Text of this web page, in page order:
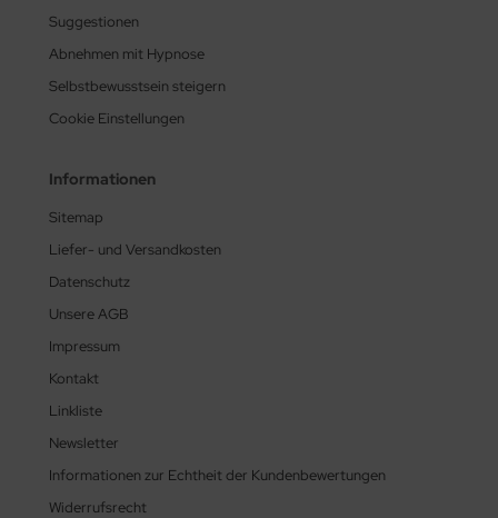
Suggestionen
Abnehmen mit Hypnose
Selbstbewusstsein steigern
Cookie Einstellungen
Informationen
Sitemap
Liefer- und Versandkosten
Datenschutz
Unsere AGB
Impressum
Kontakt
Linkliste
Newsletter
Informationen zur Echtheit der Kundenbewertungen
Widerrufsrecht